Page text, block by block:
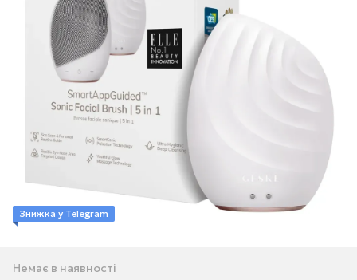
Знижка у Telegram
Немає в наявності